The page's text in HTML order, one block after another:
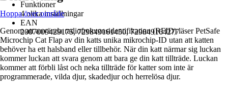
Funktioner
4 olika inställningar
EAN
2007009429175, 729849161450, 729849164277
Hoppa över område
Genom att använda radiofrekvensidentifikation (RFID) läser PetSafe
Microchip Cat Flap av din katts unika mikrochip-ID utan att katten
behöver ha ett halsband eller tillbehör. När din katt närmar sig luckan
kommer luckan att svara genom att bara ge din katt tillträde. Luckan
kommer att förbli låst och neka tillträde för katter som inte är
programmerade, vilda djur, skadedjur och herrelösa djur.